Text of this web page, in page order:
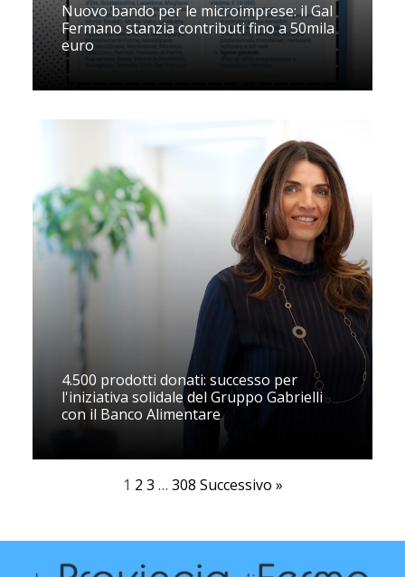
Nuovo bando per le microimprese: il Gal
Fermano stanzia contributi fino a 50mila
euro
4.500 prodotti donati: successo per
l'iniziativa solidale del Gruppo Gabrielli
con il Banco Alimentare
1 2 3 … 308 Successivo »